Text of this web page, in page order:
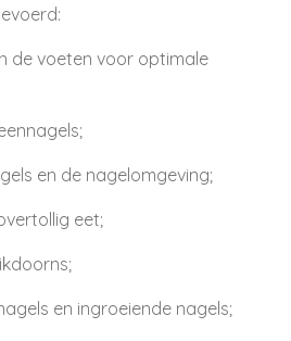
de voeten voor optimale
en de nagelomgeving;
eet;
en ingroeiende nagels;